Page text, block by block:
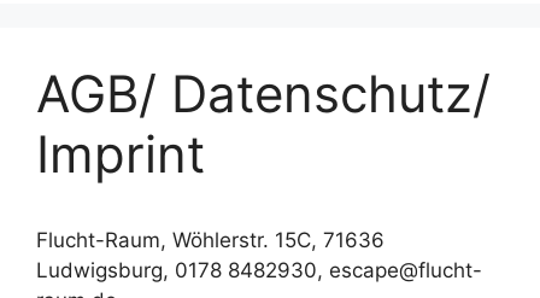
AGB/ Datenschutz/
Imprint
Flucht-Raum, Wöhlerstr. 15C, 71636
Ludwigsburg, 0178 8482930, escape@flucht-